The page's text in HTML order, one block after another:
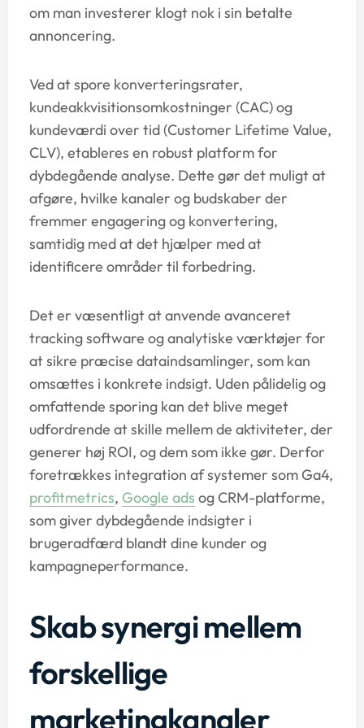
om man investerer klogt nok i sin betalte
annoncering.
Ved at spore konverteringsrater,
kundeakkvisitionsomkostninger (CAC) og
kundeværdi over tid (Customer Lifetime Value,
CLV), etableres en robust platform for
dybdegående analyse. Dette gør det muligt at
afgøre, hvilke kanaler og budskaber der
fremmer engagering og konvertering,
samtidig med at det hjælper med at
identificere områder til forbedring.
Det er væsentligt at anvende avanceret
tracking software og analytiske værktøjer for
at sikre præcise dataindsamlinger, som kan
omsættes i konkrete indsigt. Uden pålidelig og
omfattende sporing kan det blive meget
udfordrende at skille mellem de aktiviteter, der
generer høj ROI, og dem som ikke gør. Derfor
foretrækkes integration af systemer som Ga4,
profitmetrics, Google ads og CRM-platforme,
som giver dybdegående indsigter i
brugeradfærd blandt dine kunder og
kampagneperformance.
Skab synergi mellem
forskellige
marketingkanaler